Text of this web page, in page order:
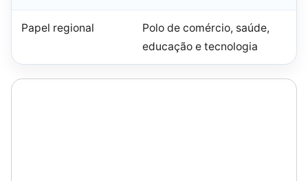
Papel regional
Polo de comércio, saúde,
educação e tecnologia